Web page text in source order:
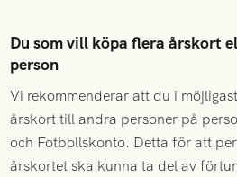
Du som vill köpa flera årskort
person
Vi rekommenderar att du i
årskort till andra personer på
och Fotbollskonto. Detta för att
årskortet ska kunna ta del av